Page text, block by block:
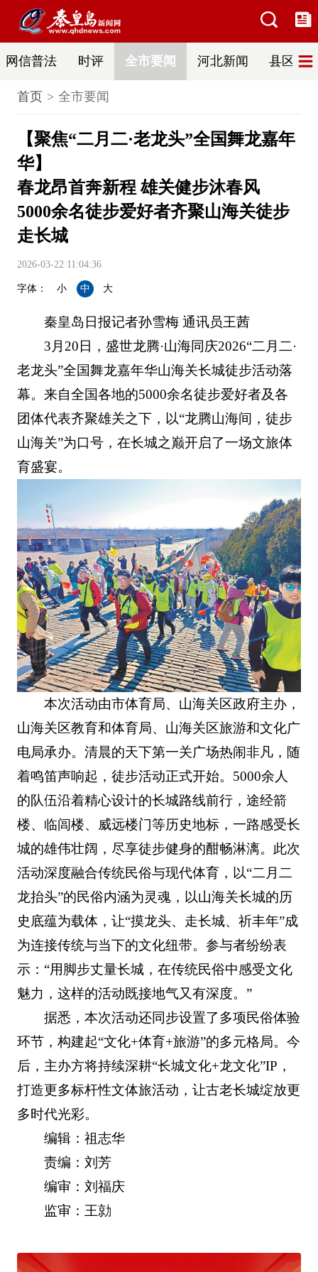
网信普法 时评 全市要闻 河北新闻 县区热
首页 全市要闻
【聚焦“二月二·老龙头”全国舞龙嘉年
华】
春龙昂首奔新程 雄关健步沐春风
5000余名徒步爱好者齐聚山海关徒步
走长城
2026-03-22 11:04:36
字体： 小 中 大
秦皇岛日报记者孙雪梅 通讯员王茜
3月20日，盛世龙腾·山海同庆2026“二月二·
老龙头”全国舞龙嘉年华山海关长城徒步活动落
幕。来自全国各地的5000余名徒步爱好者及各
团体代表齐聚雄关之下，以“龙腾山海间，徒步
山海关”为口号，在长城之巅开启了一场文旅体
育盛宴。
本次活动由市体育局、山海关区政府主办，
山海关区教育和体育局、山海关区旅游和文化广
电局承办。清晨的天下第一关广场热闹非凡，随
着鸣笛声响起，徒步活动正式开始。5000余人
的队伍沿着精心设计的长城路线前行，途经箭
楼、临闾楼、威远楼门等历史地标，一路感受长
城的雄伟壮阔，尽享徒步健身的酣畅淋漓。此次
活动深度融合传统民俗与现代体育，以“二月二
龙抬头”的民俗内涵为灵魂，以山海关长城的历
史底蕴为载体，让“摸龙头、走长城、祈丰年”成
为连接传统与当下的文化纽带。参与者纷纷表
示：“用脚步丈量长城，在传统民俗中感受文化
魅力，这样的活动既接地气又有深度。”
据悉，本次活动还同步设置了多项民俗体验
环节，构建起“文化+体育+旅游”的多元格局。今
后，主办方将持续深耕“长城文化+龙文化”IP，
打造更多标杆性文体旅活动，让古老长城绽放更
多时代光彩。
编辑：祖志华
责编：刘芳
编审：刘福庆
监审：王勍